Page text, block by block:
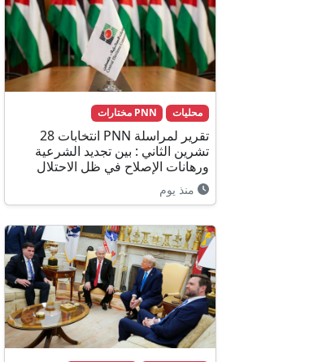
محليات PNN مختارات
تقرير لمراسلة PNN انتخابات 28
تشرين الثاني : بين تجديد الشرعية
ورهانات الإصلاح في ظل الاحتلال
منذ يوم